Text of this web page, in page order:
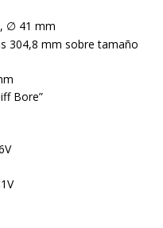
∅ 41 mm
304,8 mm sobre tamaño
Bore”